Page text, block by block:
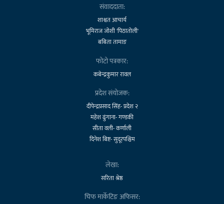
संवाददाता:
शाश्वत आचार्य
भूमिराज जोशी 'पिठातोली'
बबिता तामाङ
फोटो पत्रकार:
कबेन्द्रकुमार रावल
प्रदेश संयोजक:
दीपेन्द्रप्रसाद सिंह- प्रदेश २
महेश ढुंगाना- गण्डकी
सीता वली- कर्णाली
दिनेश बिष्ट- सुदूरपश्चिम
लेखा:
सरिता श्रेष्ठ
चिफ मार्केटिङ अफिसर: